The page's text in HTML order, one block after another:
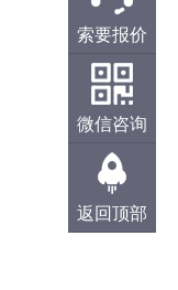
索要报价
微信咨询
返回顶部